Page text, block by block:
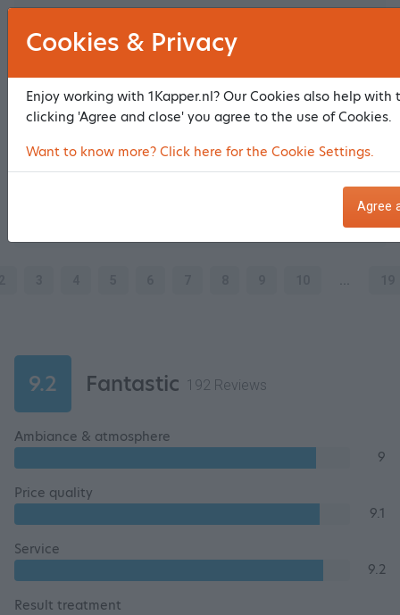
Price quality
Service
10
9.2 Fantastic 192 Reviews
Ambiance & atmosphere
9
Price quality
9.1
Service
9.2
Result treatment
Cookies & Privacy
Enjoy working with 1Kapper.nl? Our Cookies also help with
clicking 'Agree and close' you agree to the use of Cookies.
Want to know more? Click here for the Cookie Settings.
Agree